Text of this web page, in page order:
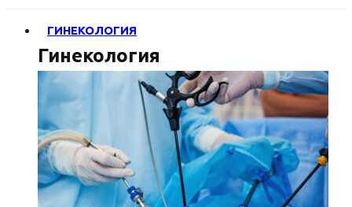
ГИНЕКОЛОГИЯ
Гинекология